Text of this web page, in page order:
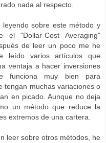
nada al respecto.
sobre este método y
el "Dollar-Cost Averaging"
de leer un poco me he
leído varios artículos que
ventaja a hacer inversiones
funciona muy bien para
tengan muchas variaciones o
en picado. Aunque no deja
un método que reduce la
extremos de una cartera.
leer sobre otros métodos, he